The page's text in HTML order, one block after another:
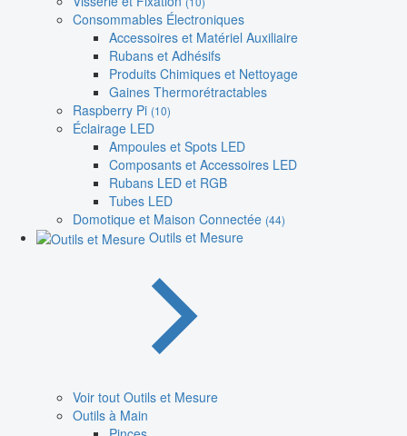
Consommables Électroniques
Accessoires et Matériel Auxiliaire
Rubans et Adhésifs
Produits Chimiques et Nettoyage
Gaines Thermorétractables
Raspberry Pi (10)
Éclairage LED
Ampoules et Spots LED
Composants et Accessoires LED
Rubans LED et RGB
Tubes LED
Domotique et Maison Connectée (44)
Outils et Mesure
Voir tout Outils et Mesure
Outils à Main